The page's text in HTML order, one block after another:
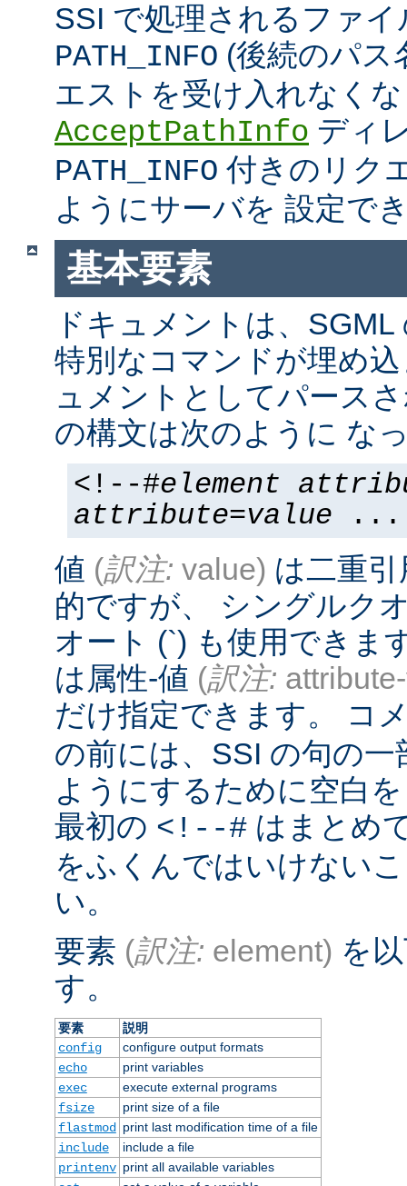
SSI で処理されるファ
PATH_INFO (後続のパス
エストを受け入れなく
AcceptPathInfo ディ
PATH_INFO 付きのリク
ようにサーバを 設定で
基本要素
ドキュメントは、
特別なコマンドが埋め
ュメントとしてパース
の構文は次のように な
<!--#element
attribute=value ...
値 (訳注: value) は二重
的ですが、 シングルク
オート (`) も使用できま
は属性-値 (訳注:
だけ指定できます。 コ
の前には、SSI の句の
ようにするために空白
最初の <!--# はまとめ
をふくんではいけない
い。
要素 (訳注: element) を
す。
要素
説明
config
configure output formats
echo
print variables
exec
execute external programs
fsize
print size of a file
flastmod
print last modification time of a file
include
include a file
printenv print all available variables